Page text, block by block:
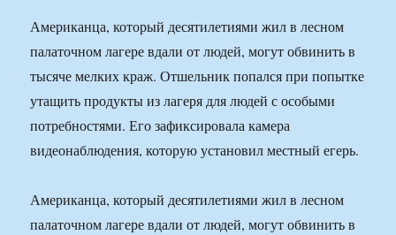
Американца, который десятилетиями жил в лесном
палаточном лагере вдали от людей, могут обвинить в
тысяче мелких краж. Отшельник попался при попытке
утащить продукты из лагеря для людей с особыми
потребностями. Его зафиксировала камера
видеонаблюдения, которую установил местный егерь.
Американца, который десятилетиями жил в лесном
палаточном лагере вдали от людей, могут обвинить в